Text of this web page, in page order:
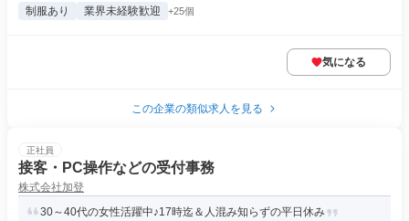
制服あり 業界未経験歓迎 +25個
気になる
この企業の類似求人を見る
正社員
接客・PC操作などの受付事務
株式会社加登
30～40代の女性活躍中♪17時迄＆人混み知らずの平日休み